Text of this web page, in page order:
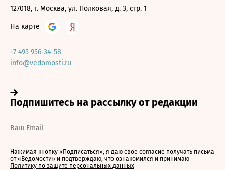
127018, г. Москва, ул. Полковая, д. 3, стр. 1
На карте
+7 495 956-34-58
info@vedomosti.ru
Нажимая кнопку «Подписаться», я даю свое согласие получать письма
от «Ведомости» и подтверждаю, что ознакомился и принимаю
Политику по защите персональных данных